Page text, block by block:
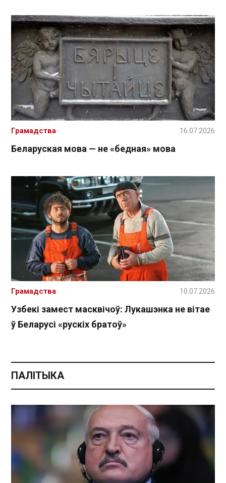
Беларуская мова — не «бедная» мова
Грамадства 16.07.2026
Узбекі замест масквічоў: Лукашэнка не вітае
ў Беларусі «рускіх братоў»
Грамадства 10.07.2026
ПАЛІТЫКА